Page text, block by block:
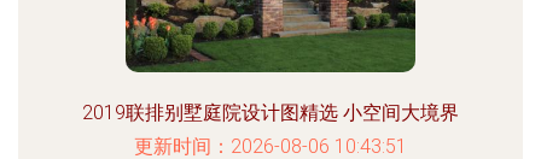
2019联排别墅庭院设计图精选 小空间大境界
更新时间：2026-08-06 10:43:51